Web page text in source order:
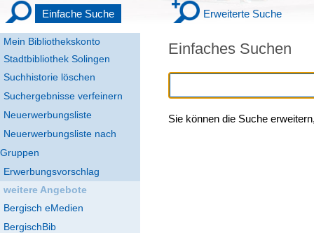
Mein Bibliothekskonto
Stadtbibliothek Solingen
Einfache Suche Erweiterte Suche
Suchhistorie löschen
Suchergebnisse verfeinern
Neuerwerbungsliste
Neuerwerbungsliste nach
Gruppen
Erwerbungsvorschlag
weitere Angebote
Bergisch eMedien
BergischBib
Einfaches Suchen
Sie können die Suche